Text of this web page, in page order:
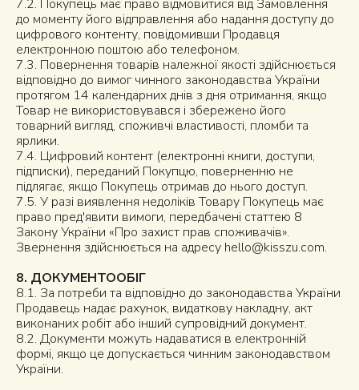
7.2. Покупець має право відмовитися від Замовлення
до моменту його відправлення або надання доступу до
цифрового контенту, повідомивши Продавця
електронною поштою або телефоном.
7.3. Повернення товарів належної якості здійснюється
відповідно до вимог чинного законодавства України
протягом 14 календарних днів з дня отримання, якщо
Товар не використовувався і збережено його
товарний вигляд, споживчі властивості, пломби та
ярлики.
7.4. Цифровий контент (електронні книги, доступи,
підписки), переданий Покупцю, поверненню не
підлягає, якщо Покупець отримав до нього доступ.
7.5. У разі виявлення недоліків Товару Покупець має
право пред'явити вимоги, передбачені статтею 8
Закону України «Про захист прав споживачів».
Звернення здійснюється на адресу hello@kisszu.com.
8. ДОКУМЕНТООБІГ
8.1. За потреби та відповідно до законодавства України
Продавець надає рахунок, видаткову накладну, акт
виконаних робіт або інший супровідний документ.
8.2. Документи можуть надаватися в електронній
формі, якщо це допускається чинним законодавством
України.